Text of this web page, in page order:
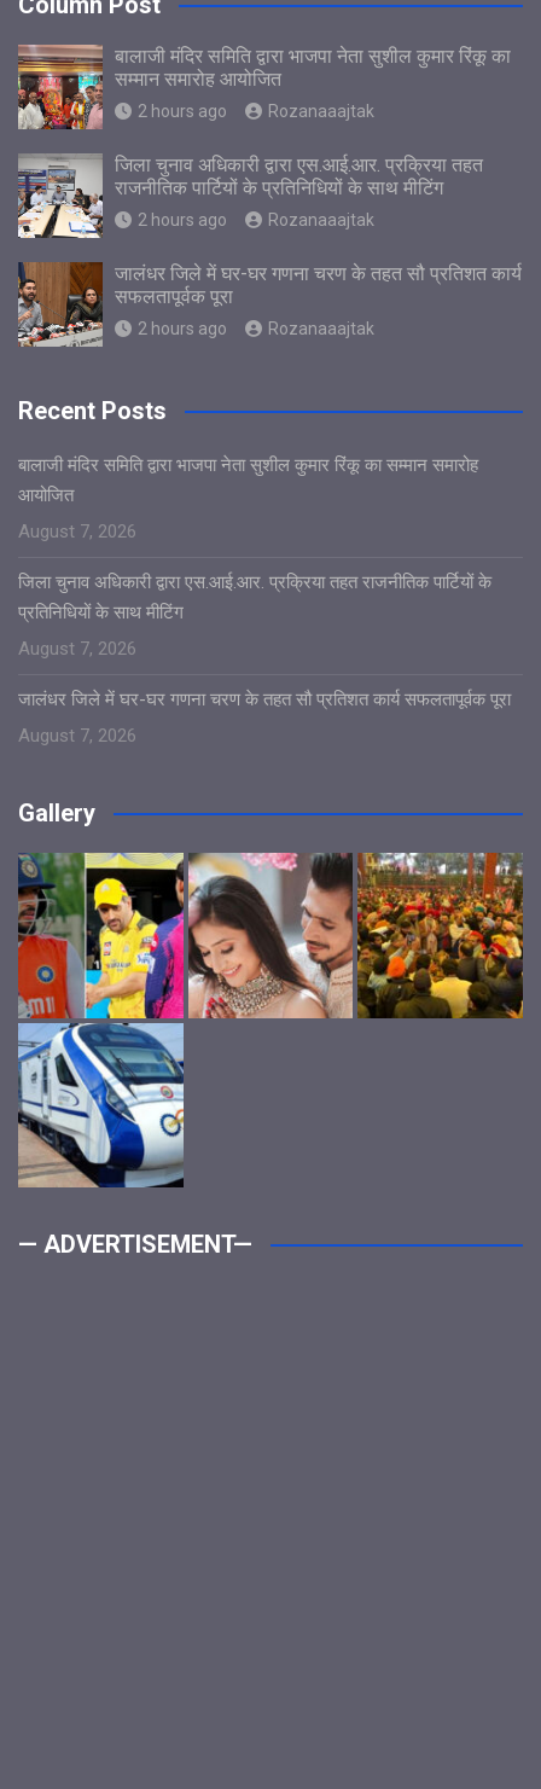
बालाजी मंदिर समिति द्वारा भाजपा नेता सुशील कुमार रिंकू का
सम्मान समारोह आयोजित
2 hours ago Rozanaaajtak
जिला चुनाव अधिकारी द्वारा एस.आई.आर. प्रक्रिया तहत
राजनीतिक पार्टियों के प्रतिनिधियों के साथ मीटिंग
2 hours ago Rozanaaajtak
जालंधर जिले में घर-घर गणना चरण के तहत सौ प्रतिशत कार्य
सफलतापूर्वक पूरा
2 hours ago Rozanaaajtak
Recent Posts
बालाजी मंदिर समिति द्वारा भाजपा नेता सुशील कुमार रिंकू का सम्मान समारोह
आयोजित
August 7, 2026
जिला चुनाव अधिकारी द्वारा एस.आई.आर. प्रक्रिया तहत राजनीतिक पार्टियों के
प्रतिनिधियों के साथ मीटिंग
August 7, 2026
जालंधर जिले में घर-घर गणना चरण के तहत सौ प्रतिशत कार्य सफलतापूर्वक पूरा
August 7, 2026
Gallery
— ADVERTISEMENT—